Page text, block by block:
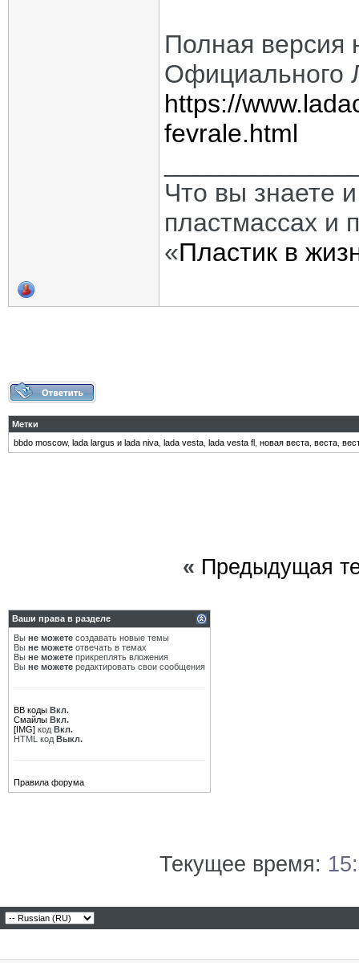
Полная версия
Официального
https://
fevrale.html
Что вы знаете
пластмассах и
«Пластик в
Метки
bbdo moscow, lada largus и lada niva lada vesta lada vesta fl новая веста веста
« Предыдущая
Ваши права в разделе
Вы не можете создавать новые темы
Вы не можете отвечать в темах
Вы не можете прикреплять вложения
Вы не можете редактировать свои сообщения
BB коды Вкл.
Смайлы Вкл.
[IMG] код Вкл.
HTML код Выкл.
Правила форума
Текущее время: